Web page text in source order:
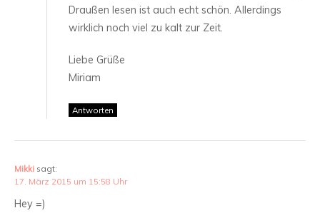
Draußen lesen ist auch echt schön. Allerdings
wirklich noch viel zu kalt zur Zeit.
Liebe Grüße
Miriam
Antworten
Mikki sagt:
17. März 2015 um 15:58 Uhr
Hey =)